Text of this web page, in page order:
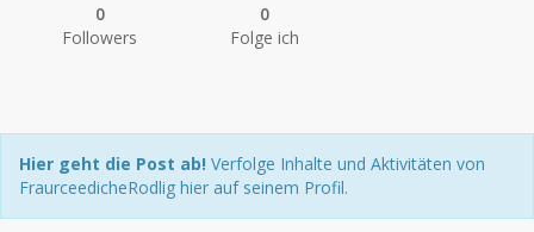
0
Followers
0
Folge ich
Hier geht die Post ab! Verfolge Inhalte und Aktivitäten von
FraurceedicheRodlig hier auf seinem Profil.